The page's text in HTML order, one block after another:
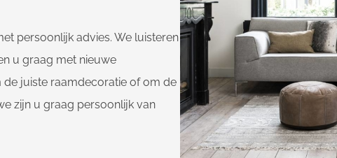
persoonlijk advies. We luisteren
u graag met nieuwe
de juiste raamdecoratie of om de
zijn u graag persoonlijk van